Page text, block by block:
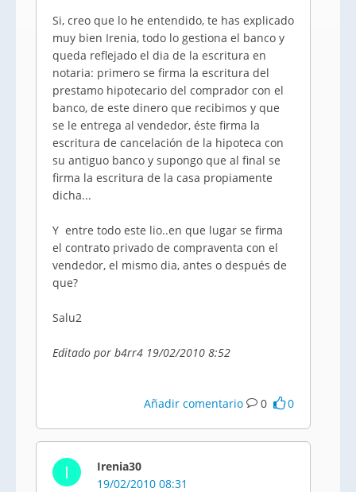
Si, creo que lo he entendido, te has explicado
muy bien Irenia, todo lo gestiona el banco y
queda reflejado el dia de la escritura en
notaria: primero se firma la escritura del
prestamo hipotecario del comprador con el
banco, de este dinero que recibimos y que
se le entrega al vendedor, éste firma la
escritura de cancelación de la hipoteca con
su antiguo banco y supongo que al final se
firma la escritura de la casa propiamente
dicha...
Y entre todo este lio..en que lugar se firma
el contrato privado de compraventa con el
vendedor, el mismo dia, antes o después de
que?
Salu2
Editado por b4rr4 19/02/2010 8:52
Añadir comentario 0 0
I
Irenia30
19/02/2010 08:31